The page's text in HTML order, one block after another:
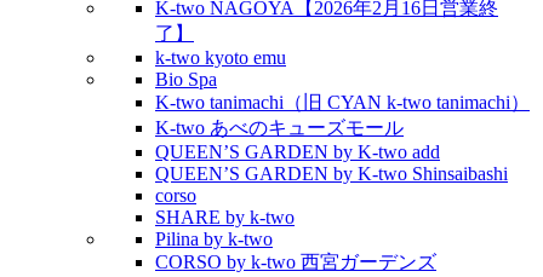
K-two NAGOYA【2026年2月16日営業終
了】
k-two kyoto emu
Bio Spa
K-two tanimachi（旧 CYAN k-two tanimachi）
K-two あべのキューズモール
QUEEN’S GARDEN by K-two add
QUEEN’S GARDEN by K-two Shinsaibashi
corso
SHARE by k-two
Pilina by k-two
CORSO by k-two 西宮ガーデンズ